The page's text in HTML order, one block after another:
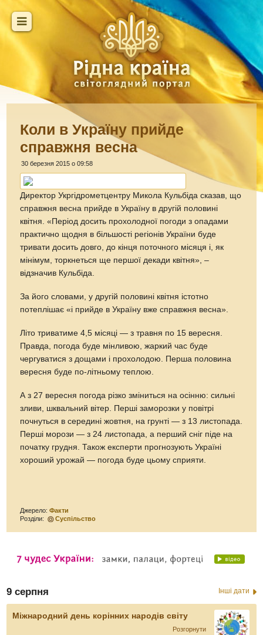
Коли в Україну прийде
справжня весна
30 березня 2015 о 09:58
Директор Укргідрометцентру Микола Кульбіда сказав, що
справжня весна прийде в Україну в другій половині
квітня. «Період досить прохолодної погоди з опадами
практично щодня в більшості регіонів України буде
тривати досить довго, до кінця поточного місяця і, як
мінімум, торкнеться ще першої декади квітня», –
відзначив Кульбіда.
За його словами, у другій половині квітня істотно
потеплішає «і прийде в Україну вже справжня весна».
Літо триватиме 4,5 місяці — з травня по 15 вересня.
Правда, погода буде мінливою, жаркий час буде
чергуватися з дощами і прохолодою. Перша половина
вересня буде по-літньому теплою.
А з 27 вересня погода різко зміниться на осінню: сильні
зливи, шквальний вітер. Перші заморозки у повітрі
почнуться в середині жовтня, на грунті — з 13 листопада.
Перші морози — з 24 листопада, а перший сніг піде на
початку грудня. Також експерти прогнозують Україні
хороший урожай — погода буде цьому сприяти.
Джерело:Факти
Розділи:
Суспільство
9 серпня Інші дати
Міжнародний день корінних народів світу
Розгорнути